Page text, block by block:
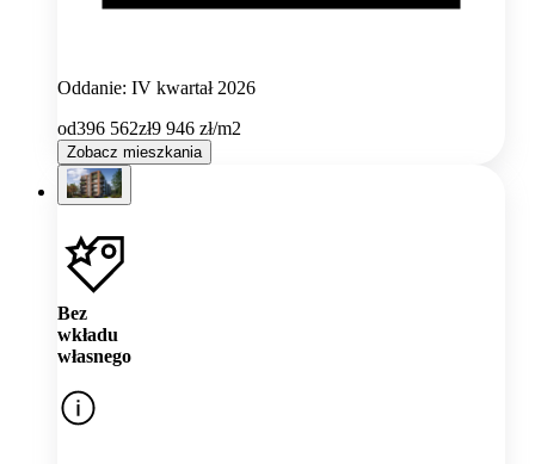
Oddanie: IV kwartał 2026
od396 562zł9 946 zł/m2
Zobacz mieszkania
Bez
wkładu
własnego